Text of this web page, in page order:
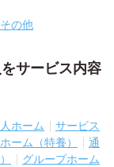
その他
サービス内容
ホーム
サービス
ーム（特養）
通
グループホーム